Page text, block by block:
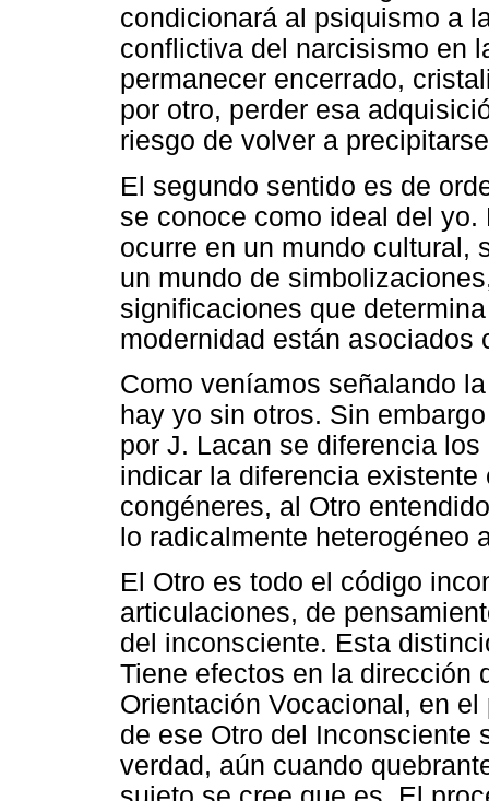
condicionará al psiquismo a
conflictiva del narcisismo en
permanecer encerrado,
por otro, perder esa
riesgo de volver a
El segundo sentido es de
se conoce como ideal del
ocurre en un mundo cultural,
un mundo de
significaciones que
modernidad están asociados
Como veníamos señalando
hay yo sin otros. Sin
por J. Lacan se diferencia
indicar la diferencia
congéneres, al Otro
lo radicalmente heterogéneo
El Otro es todo el código
articulaciones, de
del inconsciente. Esta
Tiene efectos en la dirección
Orientación Vocacional, en
de ese Otro del Inconsciente
verdad, aún cuando